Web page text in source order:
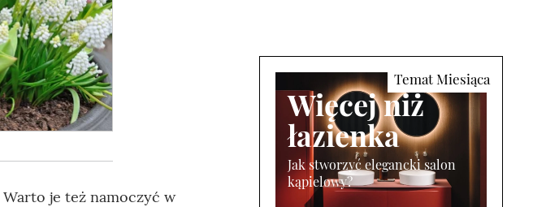
Warto je też namoczyć w
Więcej niż
łazienka
Jak stworzyć elegancki salon
kąpielowy?